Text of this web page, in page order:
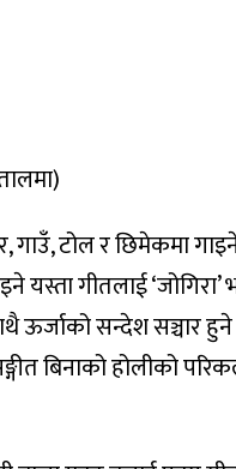
टोल र छिमेकमा
गीतलाई ‘जोगिरा’
ऊर्जाको सन्देश सञ्चार
बिनाको होलीको